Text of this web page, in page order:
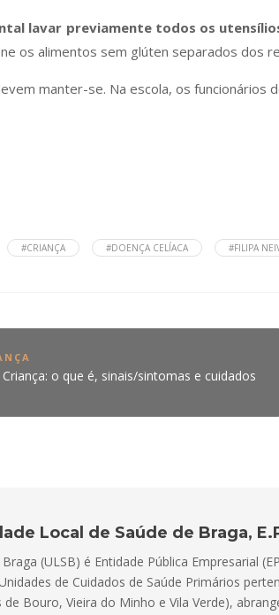
lavar previamente todos os
os alimentos sem glúten separados dos
manter-se. Na escola, os
#CRIANÇA #DOENÇA CELÍACA #FILIPA
o que é, sinais/sintomas e cuidados
Local de Saúde de Braga,
Braga (ULSB) é Entidade Pública Empresarial
de Cuidados de Saúde Primários
de Bouro, Vieira do Minho e Vila Verde),